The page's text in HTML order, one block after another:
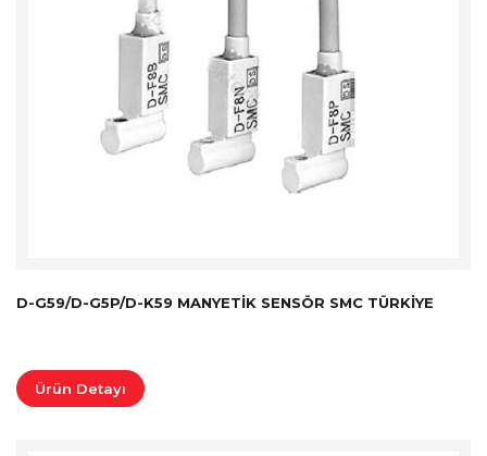
D-G59/D-G5P/D-K59 MANYETIK SENSÖR SMC TÜRKİYE
Ürün Detayı